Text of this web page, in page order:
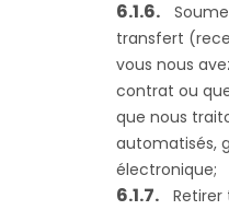
transfert
vous nous
contrat ou
que nous
automatisés,
électronique;